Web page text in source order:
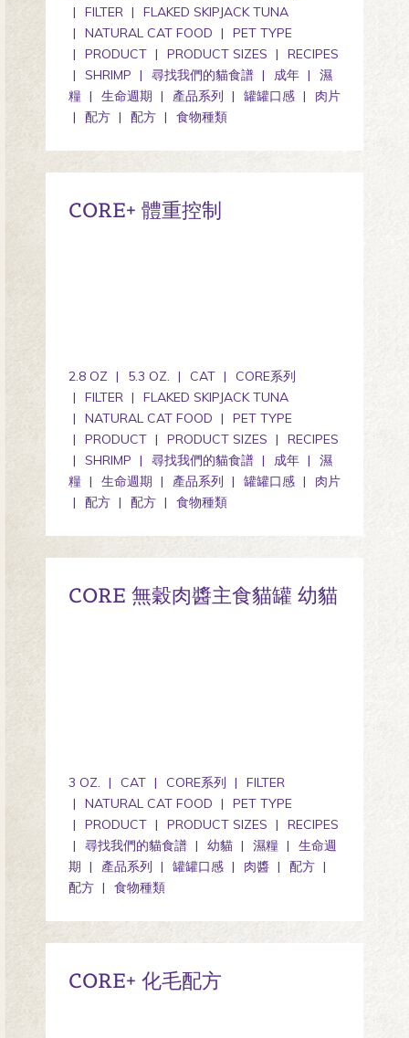
FILTER
FLAKED SKIPJACK TUNA
NATURAL CAT FOOD
PET TYPE
PRODUCT
PRODUCT SIZES
RECIPES
SHRIMP
尋找我們的貓食譜 成年
濕
糧
生命週期 產品系列 罐罐口感
肉片
配方
配方 食物種類
CORE+ 體重控制
2.8 OZ 5.3 OZ. CAT
CORE系列
FILTER
FLAKED SKIPJACK TUNA
NATURAL CAT FOOD
PET TYPE
PRODUCT
PRODUCT SIZES
RECIPES
SHRIMP
尋找我們的貓食譜 成年
濕
糧
生命週期 產品系列 罐罐口感
肉片
配方
配方 食物種類
CORE 無穀肉醬主食貓罐 幼貓
3 OZ. CAT CORE系列
FILTER
NATURAL CAT FOOD
PET TYPE
PRODUCT
PRODUCT SIZES
RECIPES
尋找我們的貓食譜
幼貓 濕糧
生命週
期
產品系列 罐罐口感 肉醬
配方
配方
食物種類
CORE+ 化毛配方